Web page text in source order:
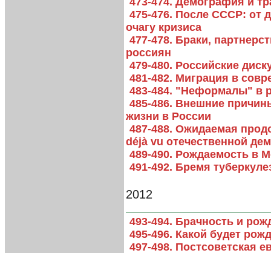
475-476. После СССР: от
очагу кризиса
477-478. Браки,
россиян
479-480. Российские
481-482. Миграция в
483-484. "Неформалы" в
485-486. Внешние
жизни в России
487-488. Ожидаемая
déjà vu отечественной
489-490. Рождаемость в
491-492. Бремя
2012
493-494. Брачность и
495-496. Какой будет
497-498. Постсоветская